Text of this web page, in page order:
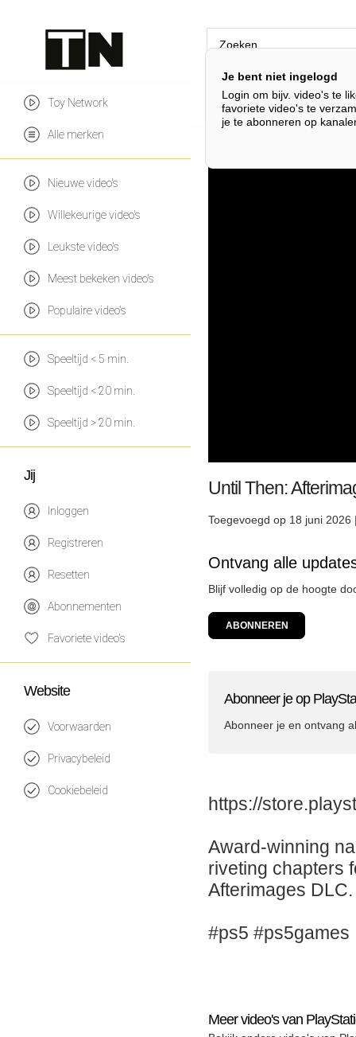
Je bent niet ingelogd
Login om bijv. video's te
favoriete video's te
je te abonneren op
Toy Network
Alle merken
Nieuwe video's
Willekeurige video's
Leukste video's
Meest bekeken video's
Populaire video's
Speeltijd < 5 min.
Speeltijd < 20 min.
Speeltijd > 20 min.
Jij
Inloggen
Registreren
Resetten
Abonnementen
Favoriete video's
Website
Voorwaarden
Privacybeleid
Cookiebeleid
Lego Icons Lego
Until Then:
Toegevoegd op 18 juni
Ontvang alle
Blijf volledig op de hoogte
ABONNEREN
Abonneer je op
Abonneer je en ontvang
https://
Award-winning
riveting chapters
Afterimages
#ps5 #ps5games
Meer video's van